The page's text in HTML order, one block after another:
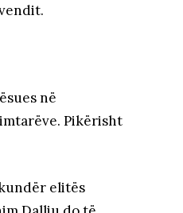
në
Pikërisht
elitës